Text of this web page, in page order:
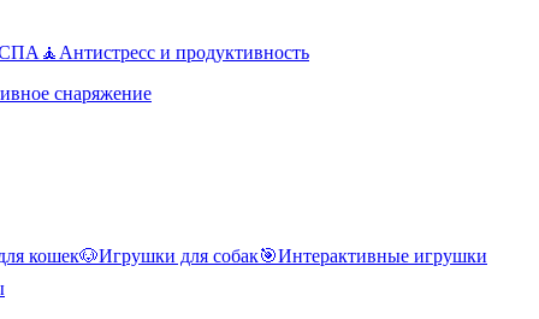
СПА 🧘 Антистресс и продуктивность
снаряжение
кошек🐶Игрушки для собак🎯Интерактивные игрушки